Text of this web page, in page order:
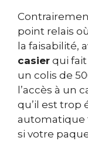
point relais
la faisabilité,
casier qui fait
un colis de
l’accès à un
qu’il est trop
automatique
si votre